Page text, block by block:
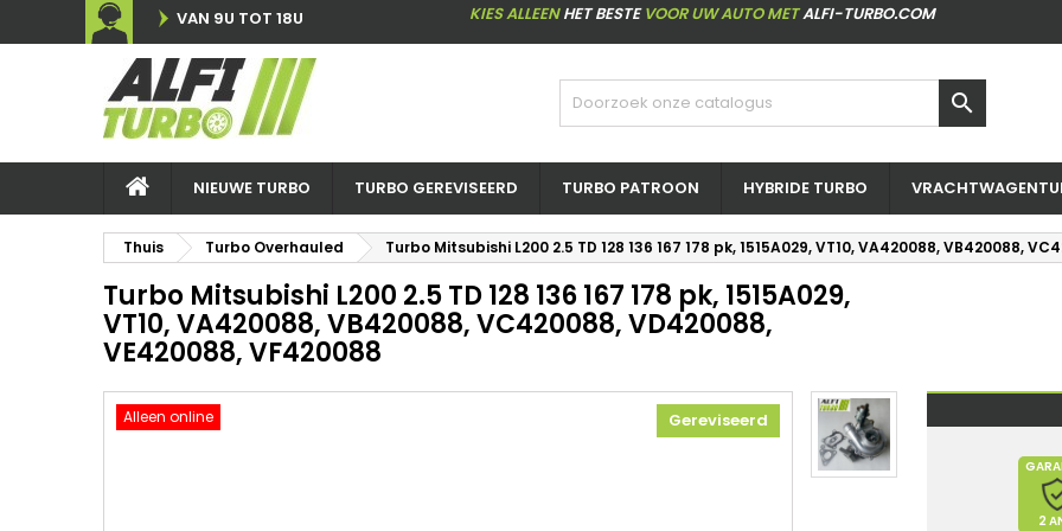
VAN 9U TOT 18U KIES ALLEENHET BESTEVOOR UW AUTO METALFI-TURBO.COM

NIEUWE TURBO TURBO GEREVISEERD TURBO PATROON HYBRIDE TURBO
Thuis Turbo Overhauled Turbo Mitsubishi L200 2.5 TD 128 136 167 178 pk, 1515A029, VT10, VA420088, VB420088,
Turbo Mitsubishi L200 2.5 TD 128 136 167 178 pk, 1515A029,
VT10, VA420088, VB420088, VC420088, VD420088,
VE420088, VF420088
Alleen online Gereviseerd
2